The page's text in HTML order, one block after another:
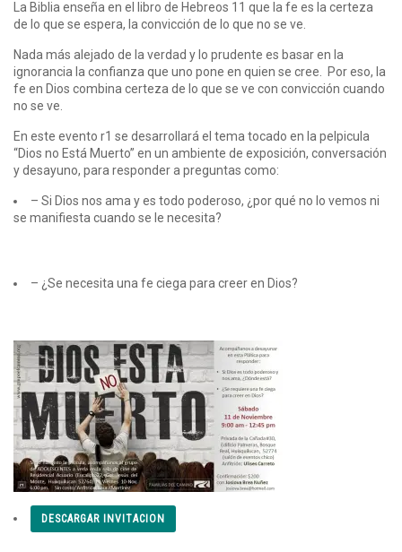
La Biblia enseña en el libro de Hebreos 11 que la fe es la certeza
de lo que se espera, la convicción de lo que no se ve.
Nada más alejado de la verdad y lo prudente es basar en la
ignorancia la confianza que uno pone en quien se cree. Por eso, la
fe en Dios combina certeza de lo que se ve con convicción cuando
no se ve.
En este evento r1 se desarrollará el tema tocado en la pelpicula
“Dios no Está Muerto” en un ambiente de exposición, conversación
y desayuno, para responder a preguntas como:
– Si Dios nos ama y es todo poderoso, ¿por qué no lo vemos ni
se manifiesta cuando se le necesita?
– ¿Se necesita una fe ciega para creer en Dios?
DESCARGAR INVITACION